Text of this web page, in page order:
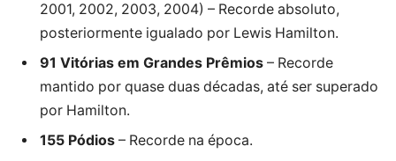
2001, 2002, 2003, 2004) – Recorde absoluto,
posteriormente igualado por Lewis Hamilton.
91 Vitórias em Grandes Prêmios – Recorde
mantido por quase duas décadas, até ser superado
por Hamilton.
155 Pódios – Recorde na época.